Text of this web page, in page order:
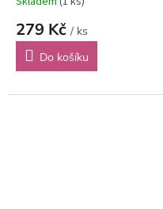
279 Kč / ks
Do košíku